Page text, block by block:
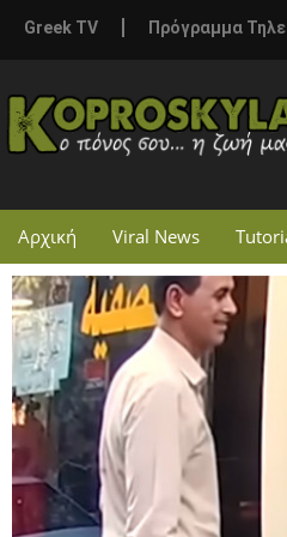
Greek TV Πρόγραμμα
Αρχική Viral News